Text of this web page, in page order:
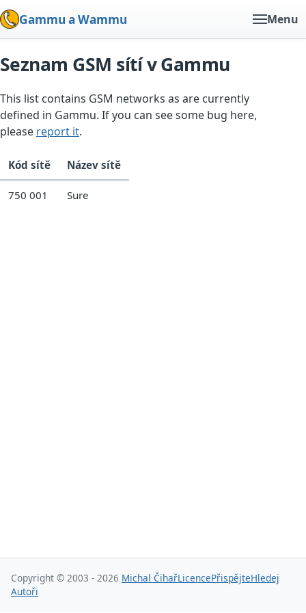
Gammu a Wammu Menu
Seznam GSM sítí v Gammu
This list contains GSM networks as are currently
defined in Gammu. If you can see some bug here,
please report it.
Kód sítě Název sítě
750 001 Sure
Copyright © 2003 - 2026 Michal ČihařLicencePřispějteHledej
Autoři